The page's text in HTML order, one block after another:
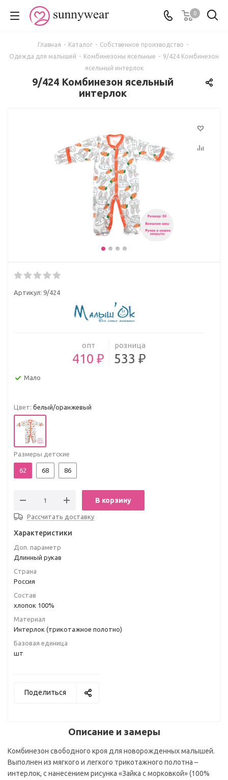
0
Главная - Каталог - Собственное производство -
Одежда для малышей - Комбинезоны ясельные - 9/424 Комбинезон
ясельный интерлок
9/424 Комбинезон ясельный
интерлок
Артикул: 9/424
опт
410 ₽
розница
533 ₽
Мало
Цвет: белый/оранжевый
Размеры детские
62 68 86
В корзину
Рассчитать доставку
Характеристики
Доп. параметр
Длинный рукав
Страна
Россия
Состав
хлопок 100%
Материал
Интерлок (трикотажное полотно)
Базовая единица
шт
Поделиться
Описание и замеры
Комбинезон свободного кроя для новорожденных малышей.
Выполнен из мягкого и легкого трикотажного полотна –
интерлок, с нанесением рисунка «Зайка с морковкой» (100%